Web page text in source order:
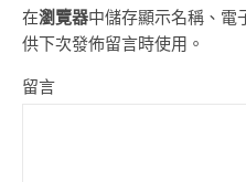
在瀏覽器中儲存顯示名稱、電
供下次發佈留言時使用。
留言